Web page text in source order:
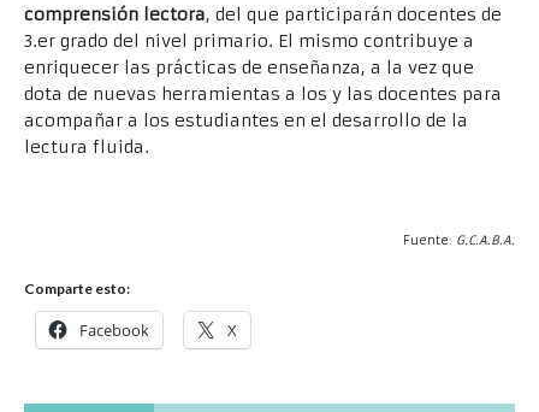
comprensión lectora, del que participarán docentes de
3.er grado del nivel primario. El mismo contribuye a
enriquecer las prácticas de enseñanza, a la vez que
dota de nuevas herramientas a los y las docentes para
acompañar a los estudiantes en el desarrollo de la
lectura fluida.
Fuente: G.C.A.B.A.
Comparte esto:
Facebook X